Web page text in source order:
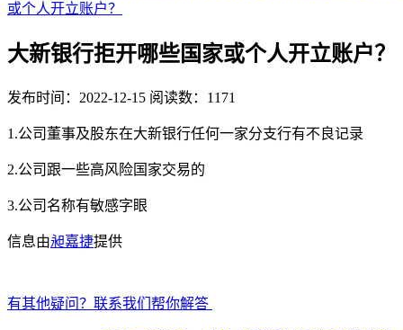
或个人开立账户？
大新银行拒开哪些国家或个人开立账户？
发布时间：2022-12-15 阅读数：1171
1.公司董事及股东在大新银行任何一家分支行有不良记录
2.公司跟一些高风险国家交易的
3.公司名称有敏感字眼
信息由昶嘉捷提供
有其他疑问？联系我们帮你解答